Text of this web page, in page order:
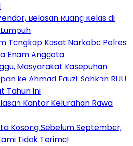
Belasan Ruang Kelas di
Tangkap Kasat Narkoba Polres
Enam Anggota
Masyarakat Kasepuhan
ke Ahmad Fauzi: Sahkan RUU
Tahun Ini
Kantor Kelurahan Rawa
Kosong Sebelum September,
Tidak Terima!